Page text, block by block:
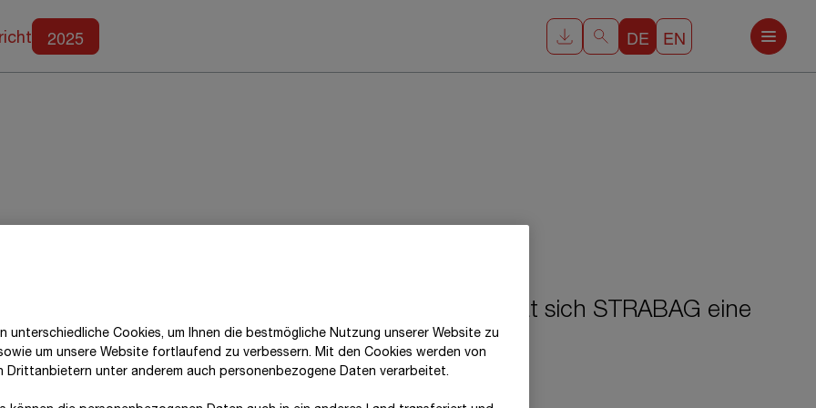
2025 DE EN
der Baubranche voranzutreiben, hat sich STRABAG eine
mit ambitionierten Zielen gesetzt.
unterschiedliche Cookies, um Ihnen die best­mögliche Nutzung unserer Website zu
um unsere Website fortlaufend zu verbessern. Mit den Cookies werden von
Drittanbietern unter anderem auch personenbezogene Daten verarbeitet.